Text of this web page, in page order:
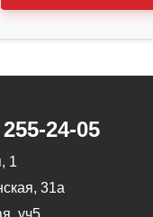
24-05
1
31а
уч5